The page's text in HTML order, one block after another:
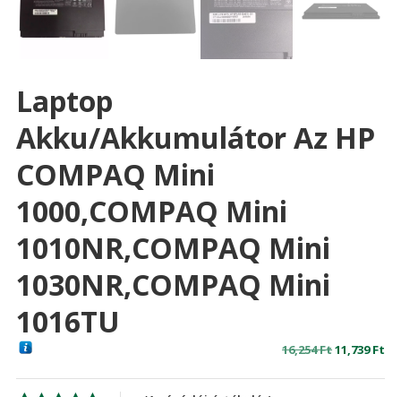
Laptop
Akku/akkumulátor Az HP
COMPAQ Mini
1000,COMPAQ Mini
1010NR,COMPAQ Mini
1030NR,COMPAQ Mini
1016TU
16,254FtOriginal
11,739Ft